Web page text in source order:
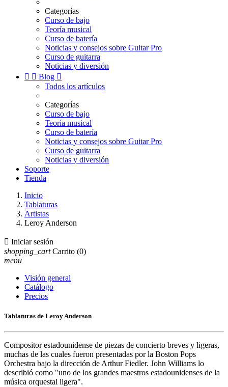
Categorías
Curso de bajo
Teoría musical
Curso de batería
Noticias y consejos sobre Guitar Pro
Curso de guitarra
Noticias y diversión
  Blog 
Todos los artículos
Categorías
Curso de bajo
Teoría musical
Curso de batería
Noticias y consejos sobre Guitar Pro
Curso de guitarra
Noticias y diversión
Soporte
Tienda
Inicio
Tablaturas
Artistas
Leroy Anderson
 Iniciar sesión
shopping_cart Carrito (0)
menu
Visión general
Catálogo
Precios
Tablaturas de Leroy Anderson
Compositor estadounidense de piezas de concierto breves y ligeras,
muchas de las cuales fueron presentadas por la Boston Pops
Orchestra bajo la dirección de Arthur Fiedler. John Williams lo
describió como "uno de los grandes maestros estadounidenses de la
música orquestal ligera".